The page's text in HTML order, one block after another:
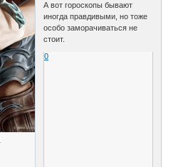
А вот гороскопы бывают
иногда правдивыми, но тоже
особо заморачиваться не
стоит.
0